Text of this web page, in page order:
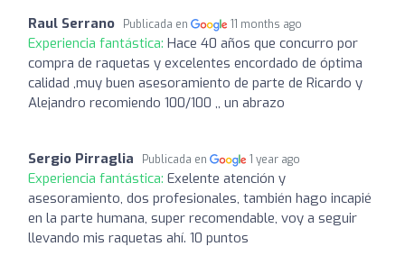
Raul Serrano Publicada en 11 months ago
Experiencia fantástica: Hace 40 años que concurro por
compra de raquetas y excelentes encordado de óptima
calidad ,muy buen asesoramiento de parte de Ricardo y
Alejandro recomiendo 100/100 ,, un abrazo
Sergio Pirraglia Publicada en 1 year ago
Experiencia fantástica: Exelente atención y
asesoramiento, dos profesionales, también hago incapié
en la parte humana, super recomendable, voy a seguir
llevando mis raquetas ahí. 10 puntos